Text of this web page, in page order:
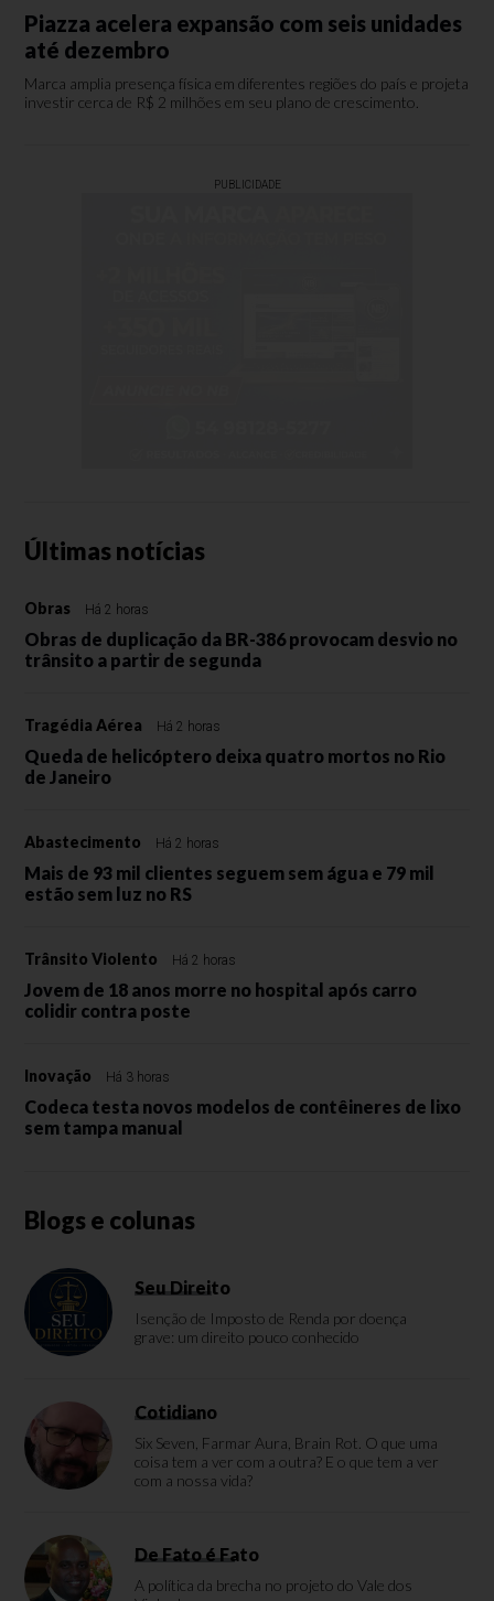
Piazza acelera expansão com seis unidades
até dezembro
Marca amplia presença física em diferentes regiões do país e projeta
investir cerca de R$ 2 milhões em seu plano de crescimento.
PUBLICIDADE
Últimas notícias
Obras Há 2 horas
Obras de duplicação da BR-386 provocam desvio no
trânsito a partir de segunda
Tragédia Aérea Há 2 horas
Queda de helicóptero deixa quatro mortos no Rio
de Janeiro
Abastecimento Há 2 horas
Mais de 93 mil clientes seguem sem água e 79 mil
estão sem luz no RS
Trânsito Violento Há 2 horas
Jovem de 18 anos morre no hospital após carro
colidir contra poste
Inovação Há 3 horas
Codeca testa novos modelos de contêineres de lixo
sem tampa manual
Blogs e colunas
Seu Direito
Isenção de Imposto de Renda por doença
grave: um direito pouco conhecido
Cotidiano
Six Seven, Farmar Aura, Brain Rot. O que uma
coisa tem a ver com a outra? E o que tem a ver
com a nossa vida?
De Fato é Fato
A política da brecha no projeto do Vale dos